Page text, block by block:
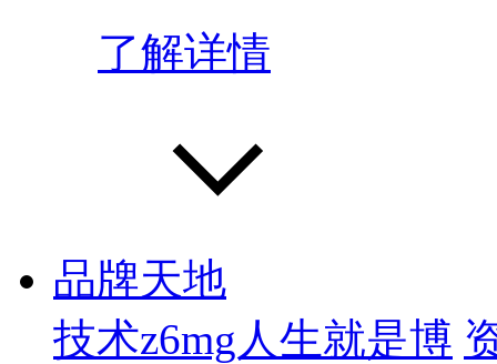
了解详情
品牌天地
技术z6mg人生就是博